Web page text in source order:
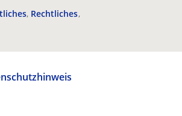
Rechtliches